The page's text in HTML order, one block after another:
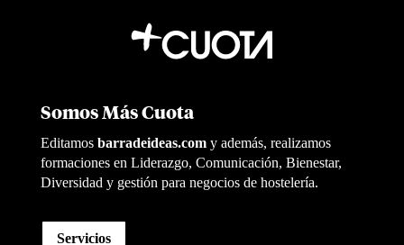
Somos Más Cuota
Editamosbarradeideas.com y además, realizamos
formaciones en Liderazgo, Comunicación, Bienestar,
Diversidad y gestión para negocios de hostelería.
Servicios